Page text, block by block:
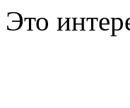
Это